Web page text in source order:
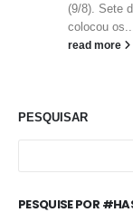
(9/8). Sete
colocou os...
read more
PESQUISAR
PESQUISE POR